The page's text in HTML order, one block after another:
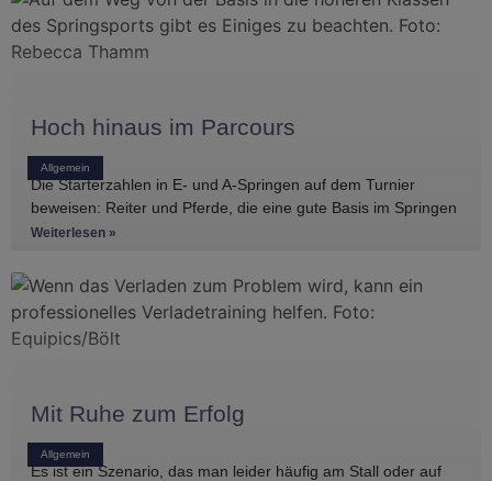
Allgemein
Hoch hinaus im Parcours
Die Starterzahlen in E- und A-Springen auf dem Turnier
beweisen: Reiter und Pferde, die eine gute Basis im Springen
haben, gibt es
Weiterlesen »
Allgemein
Mit Ruhe zum Erfolg
Es ist ein Szenario, das man leider häufig am Stall oder auf